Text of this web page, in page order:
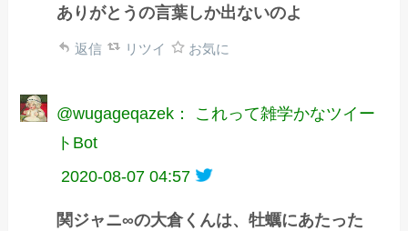
ありがとうの言葉しか出ないのよ
返信 リツイ お気に
@wugageqazek： これって雑学かなツイー
トBot
2020-08-07 04:57
関ジャニ∞の大倉くんは、牡蠣にあたった